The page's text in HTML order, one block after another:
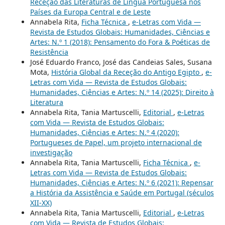
Países da Europa Central e de Leste
Annabela Rita, Ficha Técnica , e-Letras com Vida —
Revista de Estudos Globais: Humanidades, Ciências e
Artes: N.º 1 (2018): Pensamento do Fora & Poéticas de
Resistência
José Eduardo Franco, José das Candeias Sales, Susana
Mota, História Global da Receção do Antigo Egipto , e-
Letras com Vida — Revista de Estudos Globais:
Humanidades, Ciências e Artes: N.º 14 (2025): Direito à
Literatura
Annabela Rita, Tania Martuscelli, Editorial , e-Letras
com Vida — Revista de Estudos Globais:
Humanidades, Ciências e Artes: N.º 4 (2020):
Portugueses de Papel, um projeto internacional de
investigação
Annabela Rita, Tania Martuscelli, Ficha Técnica , e-
Letras com Vida — Revista de Estudos Globais:
Humanidades, Ciências e Artes: N.º 6 (2021): Repensar
a História da Assistência e Saúde em Portugal (séculos
XII-XX)
Annabela Rita, Tania Martuscelli, Editorial , e-Letras
com Vida — Revista de Estudos Globais: